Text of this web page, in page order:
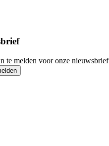
te melden voor onze nieuwsbrief